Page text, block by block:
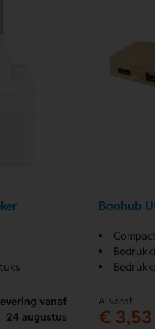
vanaf
24 augustus
Boohub
Al vanaf
€ 3,53